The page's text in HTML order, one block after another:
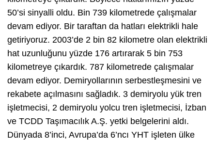
50’si sinyalli oldu. Bin 739 kilometrede çalışmalar
devam ediyor. Bir taraftan da hatları elektrikli hale
getiriyoruz. 2003’de 2 bin 82 kilometre olan elektrikli
hat uzunluğunu yüzde 176 artırarak 5 bin 753
kilometreye çıkardık. 787 kilometrede çalışmalar
devam ediyor. Demiryollarının serbestleşmesini ve
rekabete açılmasını sağladık. 3 demiryolu yük tren
işletmecisi, 2 demiryolu yolcu tren işletmecisi, İzban
ve TCDD Taşımacılık A.Ş. yetki belgelerini aldı.
Dünyada 8’inci, Avrupa’da 6’ncı YHT işleten ülke